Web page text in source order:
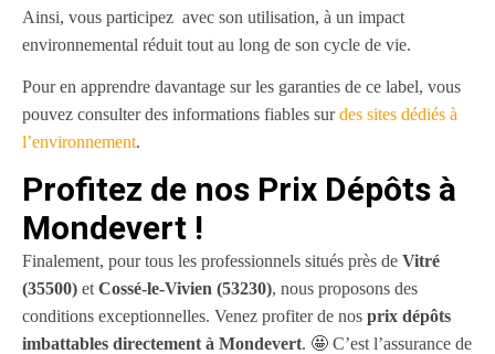
Ainsi, vous participez avec son utilisation, à un impact
environnemental réduit tout au long de son cycle de vie.
Pour en apprendre davantage sur les garanties de ce label, vous
pouvez consulter des informations fiables surdes sites dédiés à
l’environnement.
Profitez de nos Prix Dépôts à
Mondevert !
Finalement, pour tous les professionnels situés près de Vitré
(35500) et Cossé-le-Vivien (53230), nous proposons des
conditions exceptionnelles. Venez profiter de nos prix dépôts
imbattables directement à Mondevert. 🤩 C’est l’assurance de